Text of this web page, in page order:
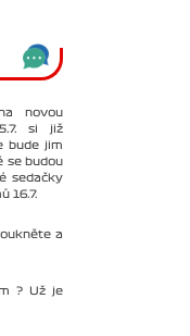
novou
si již
bude jim
se budou
sedačky
16.7.
a
? Už je